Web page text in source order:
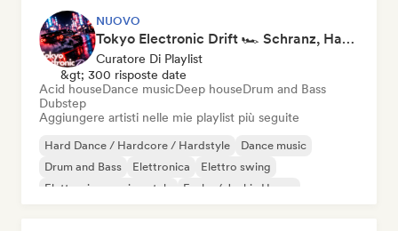
NUOVO
Tokyo Electronic Drift 🏎️ Schranz, Hard Techno & Anime EDM
Curatore Di Playlist
&gt; 300 risposte date
Acid houseDance musicDeep houseDrum and Bass
Dubstep
Aggiungere artisti nelle mie playlist più seguite
Hard Dance / Hardcore / Hardstyle
Dance music
Drum and Bass
Elettronica
Elettro swing
Elettronica sperimentale
Funky / Jackin House